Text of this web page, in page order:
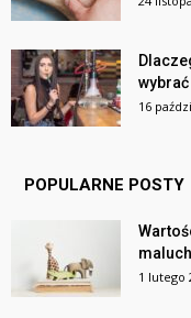
16
POPULARNE POSTY
1 lutego